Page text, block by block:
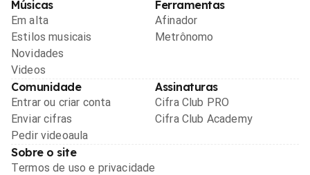
Músicas
Em alta
Estilos musicais
Novidades
Videos
Ferramentas
Afinador
Metrônomo
Comunidade
Entrar ou criar conta
Enviar cifras
Pedir videoaula
Assinaturas
Cifra Club PRO
Cifra Club Academy
Sobre o site
Termos de uso e privacidade